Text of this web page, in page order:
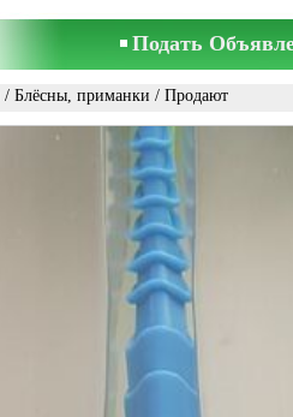
Подать
/ Блёсны, приманки / Продают